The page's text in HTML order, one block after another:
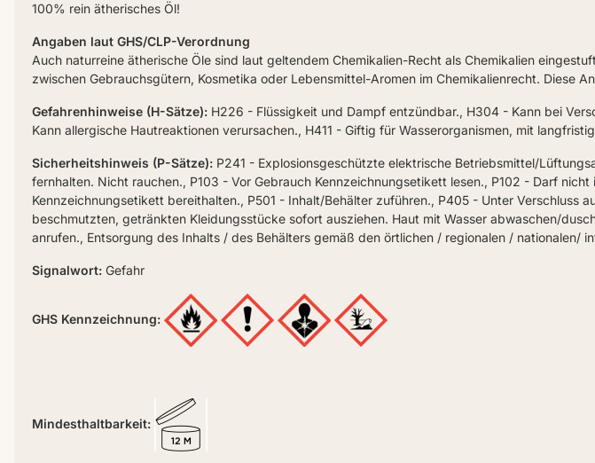
100% rein ätherisches Öl!
Angaben laut GHS/CLP-Verordnung
Auch naturreine ätherische Öle sind laut geltendem Chemikalien-Recht als Chemikalien
zwischen Gebrauchsgütern, Kosmetika oder Lebensmittel-Aromen im Chemikalienrecht. Diese
Gefahrenhinweise (H-Sätze): H226 - Flüssigkeit und Dampf entzündbar., H304 - Kann bei
Kann allergische Hautreaktionen verursachen., H411 - Giftig für Wasserorganismen, mit
Sicherheitshinweis (P-Sätze): P241 - Explosionsgeschützte elektrische Betriebsmittel/
fernhalten. Nicht rauchen., P103 - Vor Gebrauch Kennzeichnungsetikett lesen., P102 - Darf
Kennzeichnungsetikett bereithalten., P501 - Inhalt/Behälter zuführen., P405 - Unter Verschluss
beschmutzten, getränkten Kleidungsstücke sofort ausziehen. Haut mit Wasser abwaschen/
anrufen., Entsorgung des Inhalts / des Behälters gemäß den örtlichen / regionalen / nationalen/
Signalwort: Gefahr
GHS Kennzeichnung:
Mindesthaltbarkeit: